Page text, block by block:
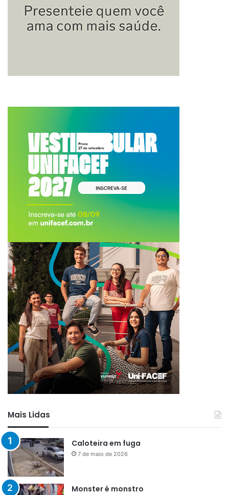
Mais Lidas
Caloteira em fuga
7 de maio de 2026
Monster é monstro